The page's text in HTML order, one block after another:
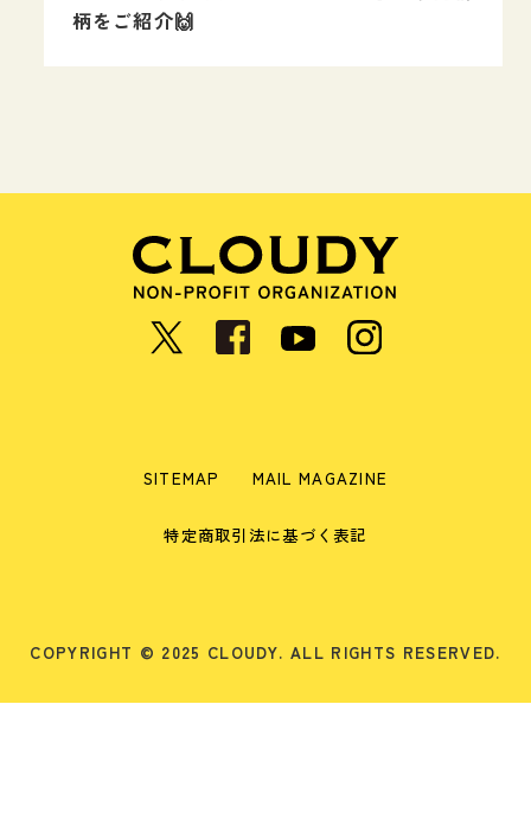
柄をご紹介🙌
SITEMAP MAIL MAGAZINE
特定商取引法に基づく表記
COPYRIGHT © 2025 CLOUDY. ALL RIGHTS RESERVED.